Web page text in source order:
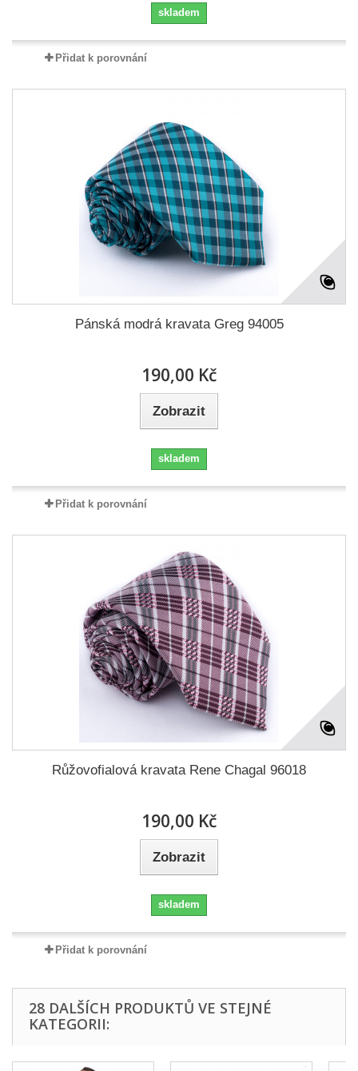
skladem
Přidat k porovnání
Pánská modrá kravata Greg 94005
190,00 Kč
Zobrazit
skladem
Přidat k porovnání
Růžovofialová kravata Rene Chagal 96018
190,00 Kč
Zobrazit
skladem
Přidat k porovnání
28 DALŠÍCH PRODUKTŮ VE STEJNÉ
KATEGORII: